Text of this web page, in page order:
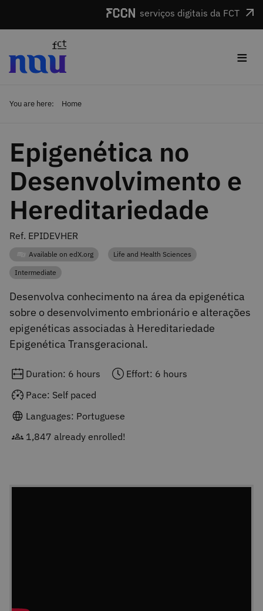
serviços digitais da FCT
≡
You are here: Home
Epigenética no
Desenvolvimento e
Hereditariedade
Ref. EPIDEVHER
Category
Available on edX.org Category
Life and Health Sciences
Category
Intermediate
Desenvolva conhecimento na área da epigenética
sobre o desenvolvimento embrionário e alterações
epigenéticas associadas à Hereditariedade
Epigenética Transgeracional.
Duration: 6 hours
Effort: 6 hours
Pace: Self paced
Languages: Portuguese
1,847 already enrolled!